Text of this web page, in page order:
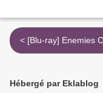
< [Blu-ray] Enemies
Hébergé par Eklablog